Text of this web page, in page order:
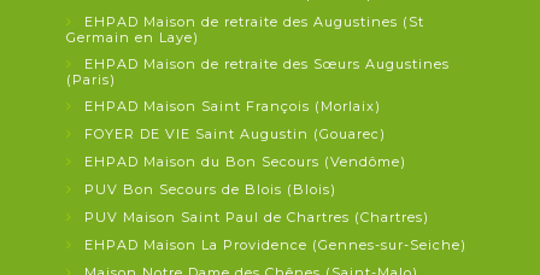
EHPAD Maison de retraite des Augustines (St
Germain en Laye)
EHPAD Maison de retraite des Sœurs Augustines
(Paris)
EHPAD Maison Saint François (Morlaix)
FOYER DE VIE Saint Augustin (Gouarec)
EHPAD Maison du Bon Secours (Vendôme)
PUV Bon Secours de Blois (Blois)
PUV Maison Saint Paul de Chartres (Chartres)
EHPAD Maison La Providence (Gennes-sur-Seiche)